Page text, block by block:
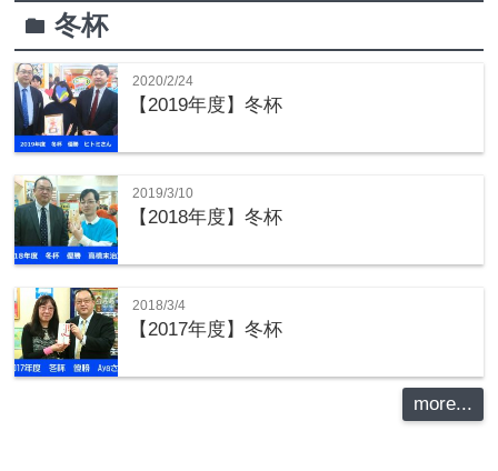
folder冬杯
2020/2/24
【2019年度】冬杯
2019/3/10
【2018年度】冬杯
2018/3/4
【2017年度】冬杯
more...